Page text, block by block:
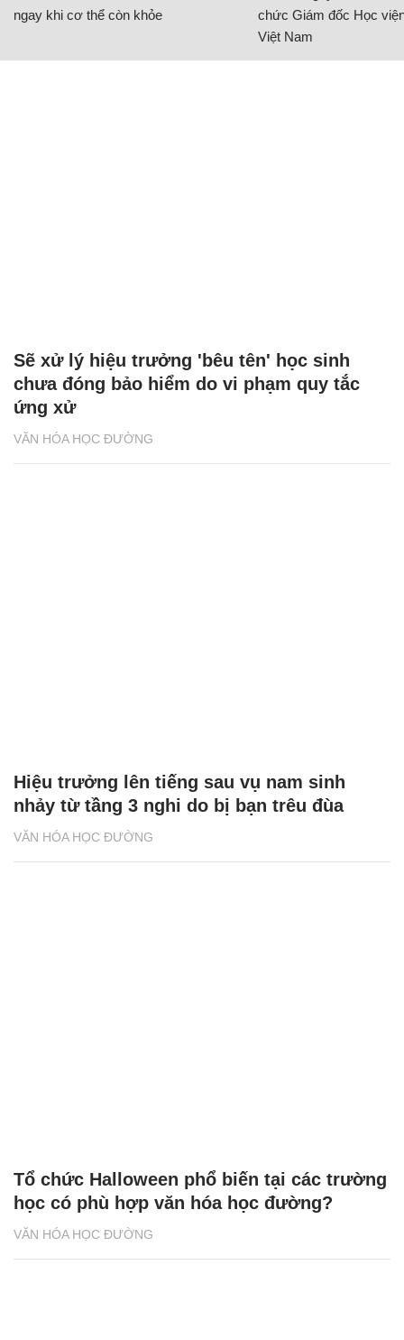
ngay khi cơ thể còn khỏe
chức Giám đốc Học
Việt Nam
VĂN HÓA HỌC ĐƯỜNG
Sẽ xử lý hiệu trưởng 'bêu tên' học sinh
chưa đóng bảo hiểm do vi phạm quy tắc
ứng xử
VĂN HÓA HỌC ĐƯỜNG
Hiệu trưởng lên tiếng sau vụ nam sinh
nhảy từ tầng 3 nghi do bị bạn trêu đùa
VĂN HÓA HỌC ĐƯỜNG
Tổ chức Halloween phổ biến tại các trường
học có phù hợp văn hóa học đường?